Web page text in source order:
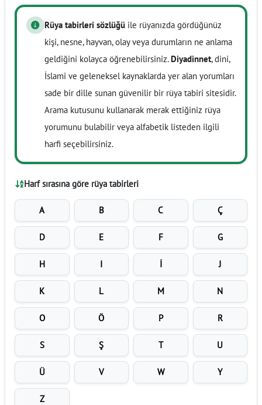
Rüya tabirleri sözlüğü ile rüyanızda gördüğünüz
kişi, nesne, hayvan, olay veya durumların ne anlama
geldiğini kolayca öğrenebilirsiniz. Diyadinnet, dini,
İslami ve geleneksel kaynaklarda yer alan yorumları
sade bir dille sunan güvenilir bir rüya tabiri sitesidir.
Arama kutusunu kullanarak merak ettiğiniz rüya
yorumunu bulabilir veya alfabetik listeden ilgili
harfi seçebilirsiniz.
Harf sırasına göre rüya tabirleri
A B C Ç
D E F G
H I İ J
K L M N
O Ö P R
S Ş T U
Ü V W Y
Z